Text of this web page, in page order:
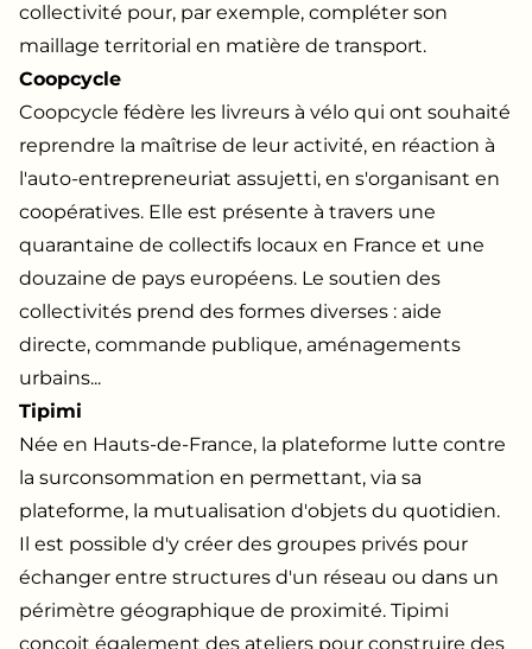
collectivité pour, par exemple, compléter son
maillage territorial en matière de transport.
Coopcycle
Coopcycle fédère les livreurs à vélo qui ont souhaité
reprendre la maîtrise de leur activité, en réaction à
l'auto-entrepreneuriat assujetti, en s'organisant en
coopératives. Elle est présente à travers une
quarantaine de collectifs locaux en France et une
douzaine de pays européens. Le soutien des
collectivités prend des formes diverses : aide
directe, commande publique, aménagements
urbains...
Tipimi
Née en Hauts-de-France, la plateforme lutte contre
la surconsommation en permettant, via sa
plateforme, la mutualisation d'objets du quotidien.
Il est possible d'y créer des groupes privés pour
échanger entre structures d'un réseau ou dans un
périmètre géographique de proximité. Tipimi
conçoit également des ateliers pour construire des